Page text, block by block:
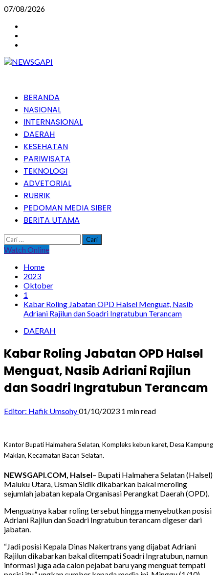
Skip
content
07/08/2026
PrimaryBERANDA
NASIONAL
INTERNASIONAL
DAERAH
KESEHATAN
PARIWISATA
TEKNOLOGI
ADVETORIAL
RUBRIK
PEDOMAN MEDIA SIBER
BERITA UTAMA
Cari
untuk:
Watch Online
Home
2023
Oktober
1
Kabar Roling Jabatan OPD Halsel Menguat, Nasib
Adriani Rajilun dan Soadri Ingratubun Terancam
DAERAH
Kabar Roling Jabatan OPD Halsel
Menguat, Nasib Adriani Rajilun
dan Soadri Ingratubun Terancam
Editor: Hafik Umsohy01/10/2023 1 min read
Kantor Bupati Halmahera Selatan, Kompleks kebun karet, Desa Kampung
Makian, Kecamatan Bacan Selatan.
NEWSGAPI.COM, Halsel– Bupati Halmahera Selatan (Halsel)
Maluku Utara, Usman Sidik dikabarkan bakal meroling
sejumlah jabatan kepala Organisasi Perangkat Daerah (OPD).
Menguatnya kabar roling tersebut hingga menyebutkan posisi
Adriani Rajilun dan Soadri Ingratubun terancam digeser dari
jabatan.
“Jadi posisi Kepala Dinas Nakertrans yang dijabat Adriani
Rajilun dikabarkan bakal ditempati Soadri Ingratubun, namun
informasi juga ada calon pejabat baru yang menguat tempati